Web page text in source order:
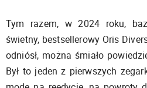
Tym razem, w 2024 roku,
świetny, bestsellerowy Oris
odniósł, można śmiało
Był to jeden z pierwszych